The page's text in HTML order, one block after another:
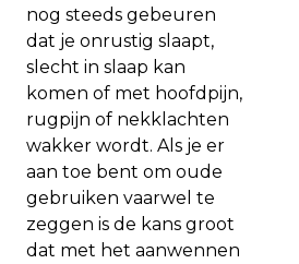
nog steeds gebeuren
dat je onrustig slaapt,
slecht in slaap kan
komen of met hoofdpijn,
rugpijn of nekklachten
wakker wordt. Als je er
aan toe bent om oude
gebruiken vaarwel te
zeggen is de kans groot
dat met het aanwennen